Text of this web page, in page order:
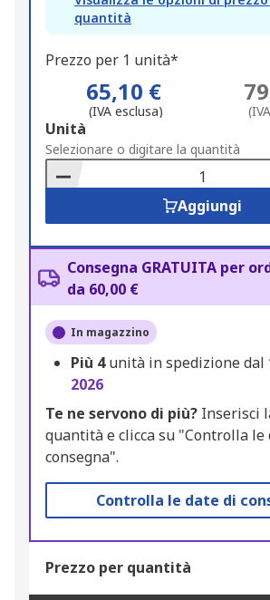
quantità
Prezzo per 1 unità*
65,10 €
(IVA esclusa)
Add
to
Basket
Unità
Selezionare o digitare la quantità
Aggiungi
Consegna GRATUITA per
da 60,00 €
In magazzino
Più 4unità in spedizione dal
2026
Te ne servono di più? Inserisci
quantità e clicca su "Controlla le
consegna".
Controlla le date di
Prezzo per quantità